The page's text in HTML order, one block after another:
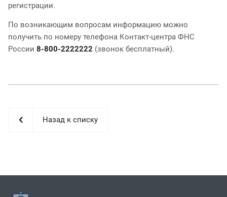
регистрации.
По возникающим вопросам информацию можно
получить по номеру телефона Контакт-центра ФНС
России 8-800-2222222 (звонок бесплатный).
Назад к списку